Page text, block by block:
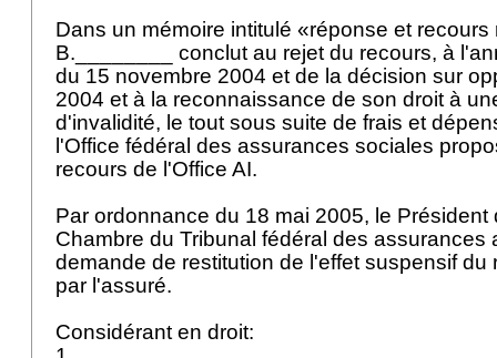
Dans un mémoire intitulé «réponse et
B.________ conclut au rejet du recours, à
du 15 novembre 2004 et de la décision sur
2004 et à la reconnaissance de son droit à
d'invalidité, le tout sous suite de frais et
l'Office fédéral des assurances sociales
recours de l'Office AI.
Par ordonnance du 18 mai 2005, le Président
Chambre du Tribunal fédéral des assurances
demande de restitution de l'effet suspensif du
par l'assuré.
Considérant en droit: